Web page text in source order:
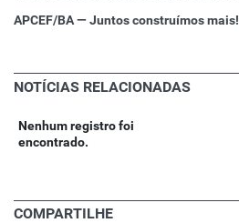
APCEF/BA — Juntos construímos mais!
NOTÍCIAS RELACIONADAS
Nenhum registro foi
encontrado.
COMPARTILHE